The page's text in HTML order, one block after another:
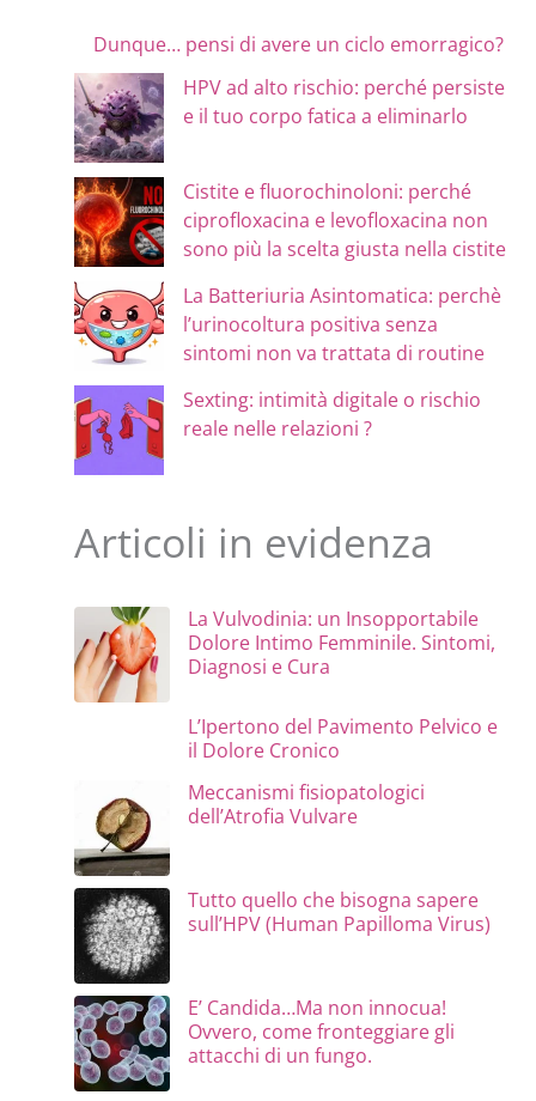
Dunque… pensi di avere un ciclo emorragico?
HPV ad alto rischio: perché persiste
e il tuo corpo fatica a eliminarlo
Cistite e fluorochinoloni: perché
ciprofloxacina e levofloxacina non
sono più la scelta giusta nella cistite
La Batteriuria Asintomatica: perchè
l’urinocoltura positiva senza
sintomi non va trattata di routine
Sexting: intimità digitale o rischio
reale nelle relazioni ?
Articoli in evidenza
La Vulvodinia: un Insopportabile
Dolore Intimo Femminile. Sintomi,
Diagnosi e Cura
L’Ipertono del Pavimento Pelvico e
il Dolore Cronico
Meccanismi fisiopatologici
dell’Atrofia Vulvare
Tutto quello che bisogna sapere
sull’HPV (Human Papilloma Virus)
E’ Candida…Ma non innocua!
Ovvero, come fronteggiare gli
attacchi di un fungo.